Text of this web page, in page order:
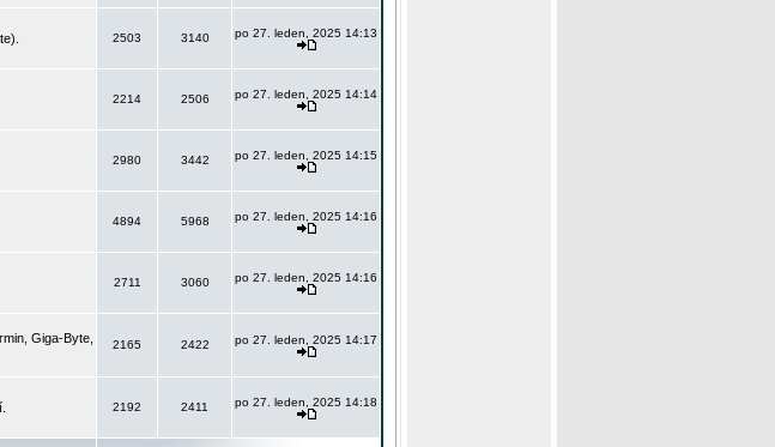
2503 3140 po 27. leden, 2025 14:13
2214 2506 po 27. leden, 2025 14:14
2980 3442 po 27. leden, 2025 14:15
4894 5968 po 27. leden, 2025 14:16
2711 3060 po 27. leden, 2025 14:16
Giga-Byte,
2165 2422 po 27. leden, 2025 14:17
2192 2411 po 27. leden, 2025 14:18